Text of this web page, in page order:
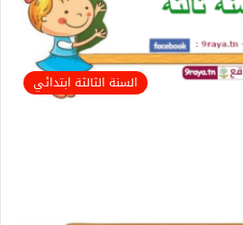
السنة الثالثة ابتدائي